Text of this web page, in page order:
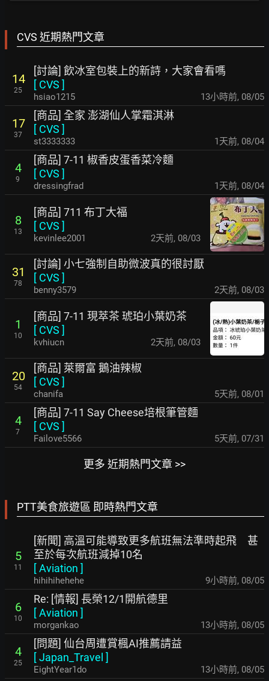
CVS 近期熱門文章
14
25
[討論] 飲冰室包裝上的新詩，大家會看嗎
[ CVS ]
hsiao1215 13小時前, 08/05
17
37
[商品] 全家 澎湖仙人掌霜淇淋
[ CVS ]
st3333333 1天前, 08/04
4
9
[商品] 7-11 椒香皮蛋香菜冷麵
[ CVS ]
dressingfrad 1天前, 08/04
8
13
[商品] 711 布丁大福
[ CVS ]
kevinlee2001 2天前, 08/03
31
78
[討論] 小七強制自助微波真的很討厭
[ CVS ]
benny3579 2天前, 08/03
1
10
[商品] 7-11 現萃茶 琥珀小葉奶茶
[ CVS ]
kvhiucn 2天前, 08/03
20
54
[商品] 萊爾富 鵝油辣椒
[ CVS ]
chanifa 5天前, 08/01
4
7
[商品] 7-11 Say Cheese培根筆管麵
[ CVS ]
Failove5566 5天前, 07/31
更多 近期熱門文章 >>
PTT美食旅遊區 即時熱門文章
5
11
[新聞] 高溫可能導致更多航班無法準時起飛 甚
至於每次航班減掉10名
[Aviation ]
hihihihehehe 9小時前, 08/05
6
10
Re: [情報] 長榮12/1開航德里
[Aviation ]
morgankao 13小時前, 08/05
4
25
[問題] 仙台周遭賞楓AI推薦請益
[Japan_Travel ]
EightYear1do 13小時前, 08/05